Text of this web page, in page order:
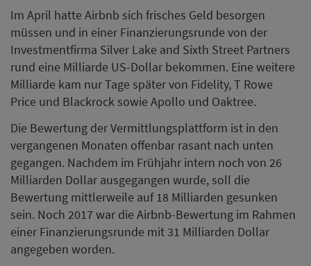
Im April hatte Airbnb sich frisches Geld besorgen
müssen und in einer Finanzierungsrunde von der
Investmentfirma Silver Lake and Sixth Street Partners
rund eine Milliarde US-Dollar bekommen. Eine weitere
Milliarde kam nur Tage später von Fidelity, T Rowe
Price und Blackrock sowie Apollo und Oaktree.
Die Bewertung der Vermittlungsplattform ist in den
vergangenen Monaten offenbar rasant nach unten
gegangen. Nachdem im Frühjahr intern noch von 26
Milliarden Dollar ausgegangen wurde, soll die
Bewertung mittlerweile auf 18 Milliarden gesunken
sein. Noch 2017 war die Airbnb-Bewertung im Rahmen
einer Finanzierungsrunde mit 31 Milliarden Dollar
angegeben worden.